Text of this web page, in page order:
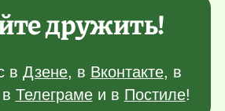
дружить!
в Дзене, в Вконтакте, в
Телеграмеи в Постиле!